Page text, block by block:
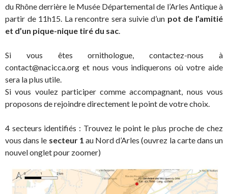
du Rhône derrière le Musée Départemental de l’Arles Antique à
partir de 11h15. La rencontre sera suivie d’un pot de l’amitié
et d’un pique-nique tiré du sac.
Si vous êtes ornithologue, contactez-nous à
contact@nacicca.org et nous vous indiquerons où votre aide
sera la plus utile.
Si vous voulez participer comme accompagnant, nous vous
proposons de rejoindre directement le point de votre choix.
4 secteurs identifiés : Trouvez le point le plus proche de chez
vous dans le secteur 1 au Nord d’Arles (ouvrez la carte dans un
nouvel onglet pour zoomer)